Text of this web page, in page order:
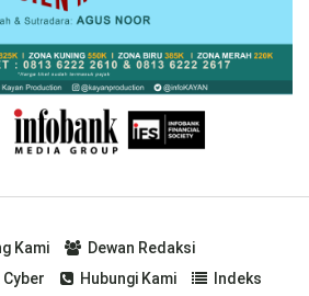
Kami
Dewan Redaksi
Hubungi Kami Indeks